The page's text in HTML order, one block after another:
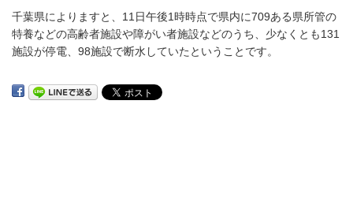
千葉県によりますと、11日午後1時時点で県内に709ある県所管の
特養などの高齢者施設や障がい者施設などのうち、少なくとも131
施設が停電、98施設で断水していたということです。